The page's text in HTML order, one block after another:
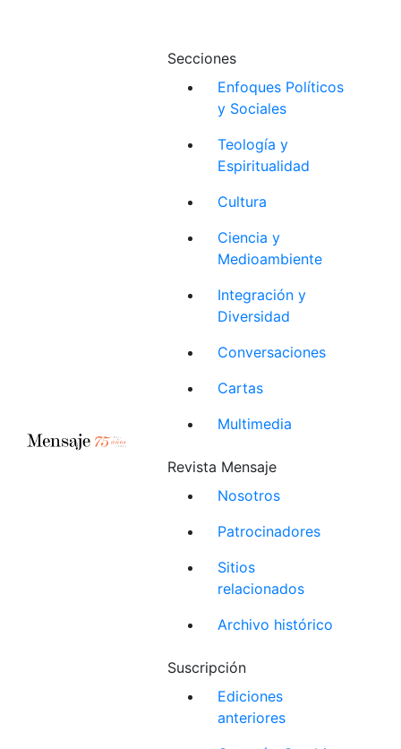
Secciones
Enfoques Políticos
y Sociales
Teología y
Espiritualidad
Cultura
Ciencia y
Medioambiente
Integración y
Diversidad
Conversaciones
Cartas
Multimedia
Revista Mensaje
Nosotros
Patrocinadores
Sitios
relacionados
Archivo histórico
Suscripción
Ediciones
anteriores